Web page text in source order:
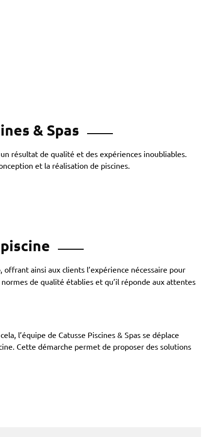
& Spas
résultat de qualité et des expériences inoubliables.
et la réalisation de piscines.
, offrant ainsi aux clients l’expérience nécessaire pour
de qualité établies et qu’il réponde aux attentes
l’équipe de Catusse Piscines & Spas se déplace
Cette démarche permet de proposer des solutions